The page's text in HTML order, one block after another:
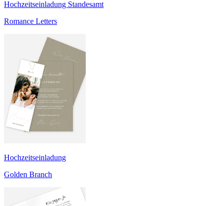
Hochzeitseinladung Standesamt
Romance Letters
Hochzeitseinladung
Golden Branch